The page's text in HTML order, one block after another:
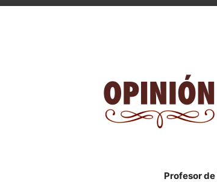
Profesor de